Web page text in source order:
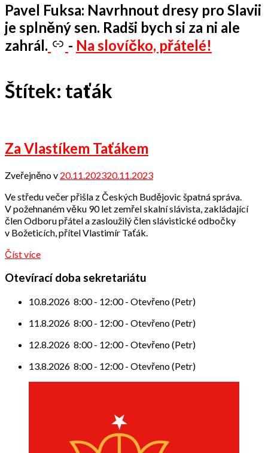
Pavel Fuksa: Navrhnout dresy pro Slavii
je splněný sen. Radši bych si za ni ale
zahrál.
- Na slovíčko, přátelé!
Štítek: taťák
Za Vlastíkem Taťákem
Zveřejněno v 20.11.202320.11.2023
přátel
Ve středu večer přišla z Českých Budějovic špatná správa.
V požehnaném věku 90 let zemřel skalní slávista, zakládající
člen Odboru přátel a zasloužilý člen slávistické odbočky
v Božeticích, přítel Vlastimír Taťák.
Číst více
Otevírací doba sekretariátu
10.8.2026 8:00- 12:00- Otevřeno (Petr)
11.8.2026 8:00- 12:00- Otevřeno (Petr)
12.8.2026 8:00- 12:00- Otevřeno (Petr)
13.8.2026 8:00- 12:00- Otevřeno (Petr)